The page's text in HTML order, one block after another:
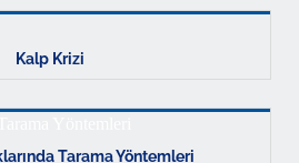
Kalp Krizi
Tarama Yöntemleri